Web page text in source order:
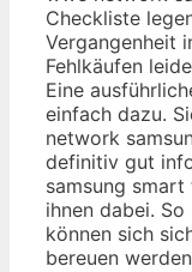
Checkliste
Vergangenheit
Fehlkäufen
Eine
einfach dazu.
network
definitiv gut
samsung
ihnen dabei.
können sich
bereuen